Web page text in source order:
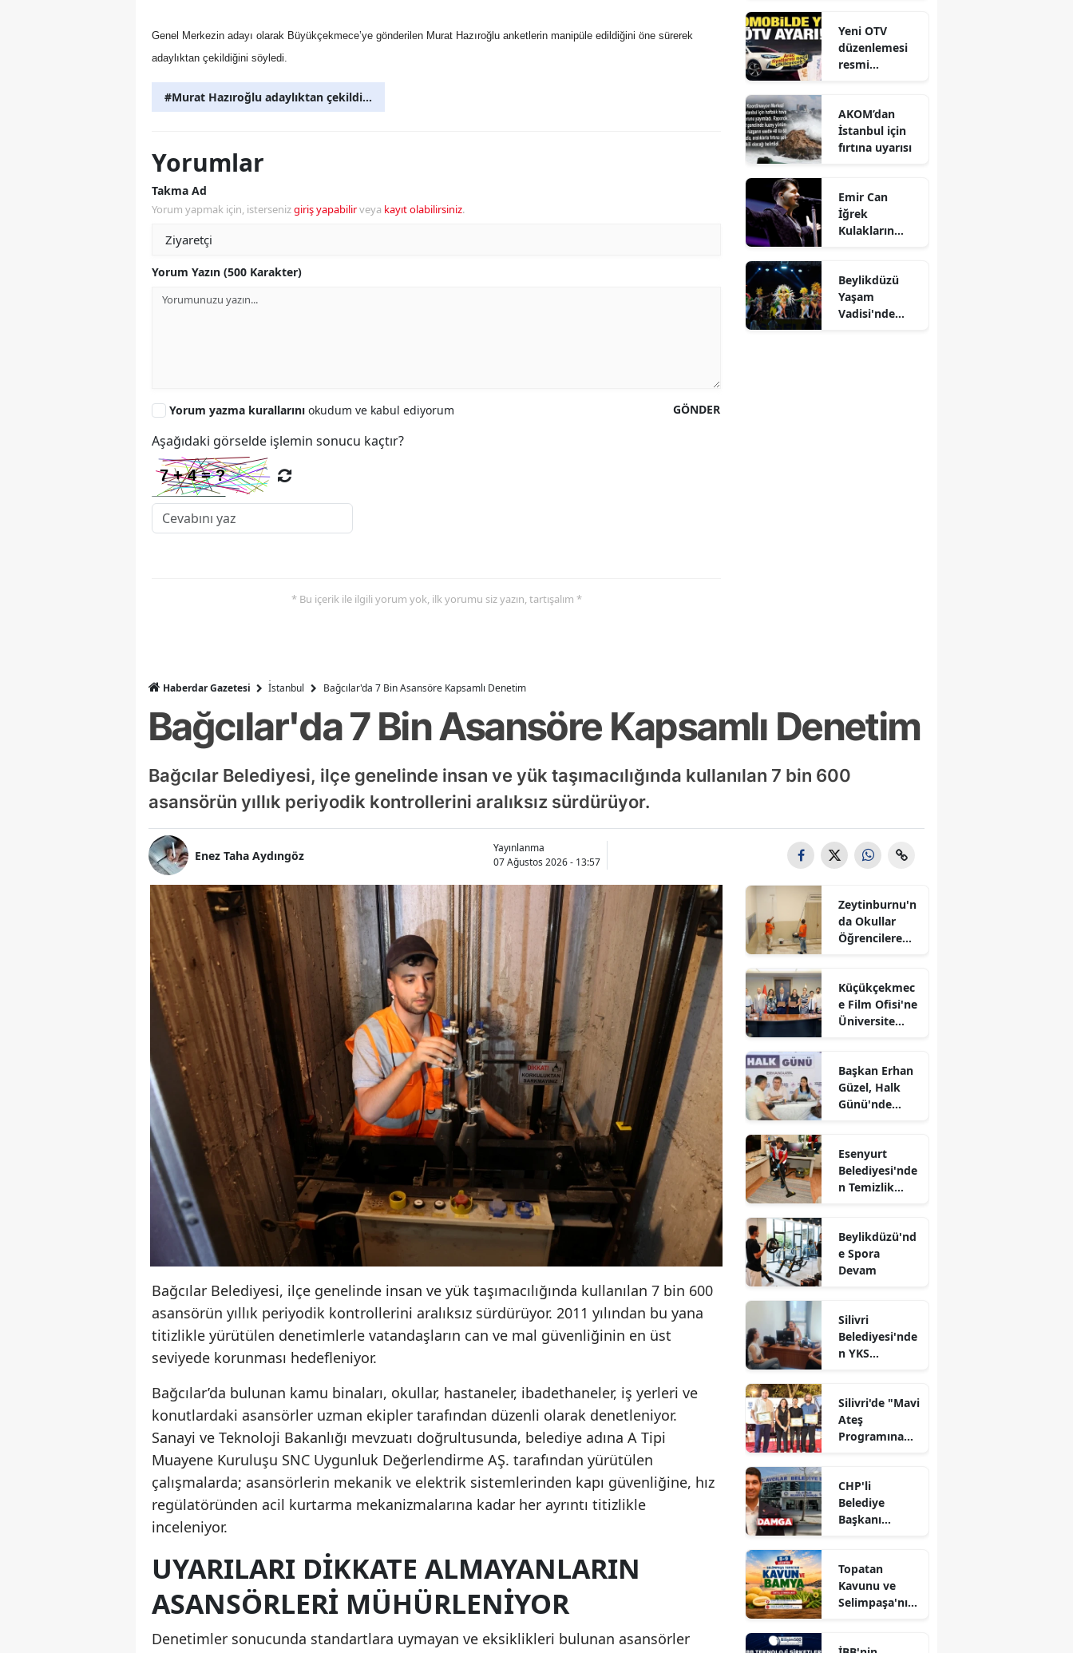
Genel Merkezin adayı olarak Büyükçekmece’ye gönderilen Murat Hazıroğlu anketlerin manipüle edildiğini öne sürerek
adaylıktan çekildiğini söyledi.
#Murat Hazıroğlu adaylıktan çekildi…
Yorumlar
Takma Ad
Yorum yapmak için, istersenizgiriş yapabilirveya kayıt olabilirsiniz.
Yorum Yazın (500 Karakter)
GÖNDER
Yorum yazma kurallarını okudum ve kabul ediyorum
Aşağıdaki görselde işlemin sonucu kaçtır?
* Bu içerik ile ilgili yorum yok, ilk yorumu siz yazın, tartışalım *
Yeni OTV
düzenlemesi
resmi
AKOM’dan
İstanbul için
fırtına uyarısı
Emir Can
İğrek
Kulakların
Beylikdüzü
Yaşam
Vadisi'nde
Haberdar Gazetesi İ̇stanbul Bağcılar'da 7 Bin Asansöre Kapsamlı Denetim
Bağcılar'da 7 Bin Asansöre Kapsamlı Denetim
Bağcılar Belediyesi, ilçe genelinde insan ve yük taşımacılığında kullanılan 7 bin 600
asansörün yıllık periyodik kontrollerini aralıksız sürdürüyor.
Enez Taha Aydıngöz
Yayınlanma
07 Ağustos 2026 - 13:57
Bağcılar Belediyesi, ilçe genelinde insan ve yük taşımacılığında kullanılan 7 bin 600
asansörün yıllık periyodik kontrollerini aralıksız sürdürüyor. 2011 yılından bu yana
titizlikle yürütülen denetimlerle vatandaşların can ve mal güvenliğinin en üst
seviyede korunması hedefleniyor.
Bağcılar’da bulunan kamu binaları, okullar, hastaneler, ibadethaneler, iş yerleri ve
konutlardaki asansörler uzman ekipler tarafından düzenli olarak denetleniyor.
Sanayi ve Teknoloji Bakanlığı mevzuatı doğrultusunda, belediye adına A Tipi
Muayene Kuruluşu SNC Uygunluk Değerlendirme AŞ. tarafından yürütülen
çalışmalarda; asansörlerin mekanik ve elektrik sistemlerinden kapı güvenliğine, hız
regülatöründen acil kurtarma mekanizmalarına kadar her ayrıntı titizlikle
inceleniyor.
UYARILARI DIKKATE ALMAYANLARIN
ASANSÖRLERI MÜHÜRLENIYOR
Denetimler sonucunda standartlara uymayan ve eksiklikleri bulunan asansörler
Zeytinburnu'n
da Okullar
Öğrencilere
Küçükçekmec
e Film Ofisi'ne
Üniversite
Başkan Erhan
Güzel, Halk
Günü'nde
Esenyurt
Belediyesi'nde
n Temizlik
Beylikdüzü'nd
e Spora
Devam
Silivri
Belediyesi'nde
n YKS
Silivri'de "Mavi
Ateş
Programına
CHP'li
Belediye
Başkanı
Topatan
Kavunu ve
Selimpaşa'nın